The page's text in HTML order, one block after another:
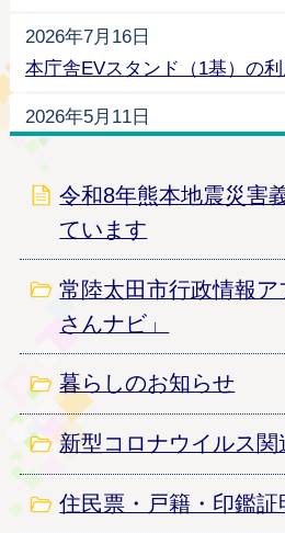
2026年7月16日
本庁舎EVスタンド（1基）の
2026年5月11日
ハンセン病元患者に対する補
2026年5月8日
令和8年7月から一般旅券（パ
が改定されます
2026年4月2日
毎年4月は「若年層の性暴力被
2026年3月25日
RSウイルス感染症に対する母
定期接種を実施します
2026年3月25日
令和8年熊本地震災害
ています
常陸太田市行政情報
さんナビ」
暮らしのお知らせ
新型コロナウイルス関
住民票・戸籍・印鑑証